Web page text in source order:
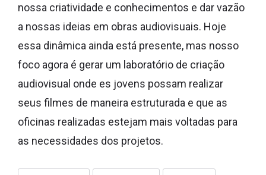
nossa criatividade e conhecimentos e dar vazão
a nossas ideias em obras audiovisuais. Hoje
essa dinâmica ainda está presente, mas nosso
foco agora é gerar um laboratório de criação
audiovisual onde es jovens possam realizar
seus filmes de maneira estruturada e que as
oficinas realizadas estejam mais voltadas para
as necessidades dos projetos.